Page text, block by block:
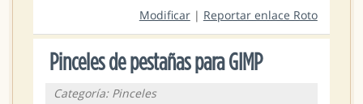
Modificar| Reportar enlace Roto
Pinceles de pestañas para GIMP
Categoría: Pinceles